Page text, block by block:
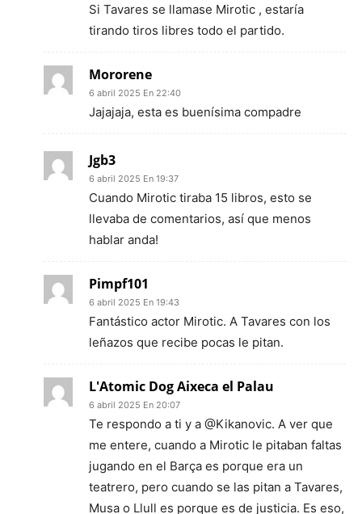
Si Tavares se llamase Mirotic , estaría
tirando tiros libres todo el partido.
Mororene
6 abril 2025 En 22:40
Jajajaja, esta es buenísima compadre
Jgb3
6 abril 2025 En 19:37
Cuando Mirotic tiraba 15 libros, esto se
llevaba de comentarios, así que menos
hablar anda!
Pimpf101
6 abril 2025 En 19:43
Fantástico actor Mirotic. A Tavares con los
leñazos que recibe pocas le pitan.
L'Atomic Dog Aixeca el Palau
6 abril 2025 En 20:07
Te respondo a ti y a @Kikanovic. A ver que
me entere, cuando a Mirotic le pitaban faltas
jugando en el Barça es porque era un
teatrero, pero cuando se las pitan a Tavares,
Musa o Llull es porque es de justicia. Es eso,